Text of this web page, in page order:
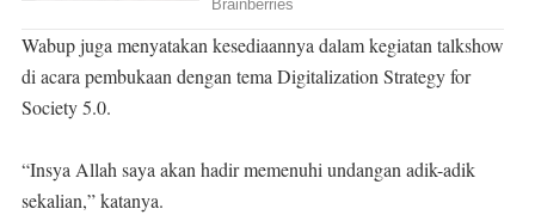
Wabup juga menyatakan kesediaannya dalam kegiatan talkshow
di acara pembukaan dengan tema Digitalization Strategy for
Society 5.0.
“Insya Allah saya akan hadir memenuhi undangan adik-adik
sekalian,” katanya.